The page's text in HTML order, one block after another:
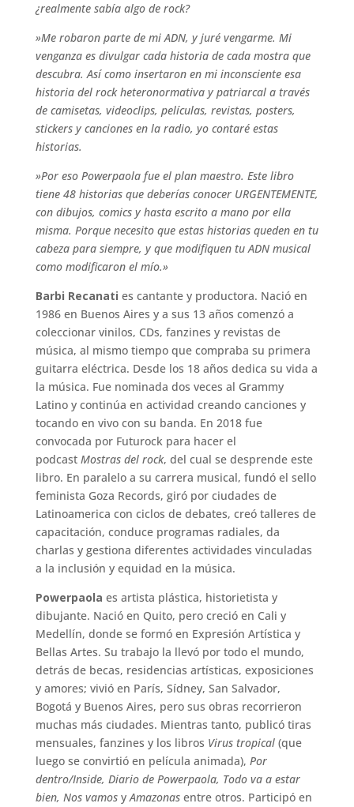
¿realmente sabía algo de rock?
»Me robaron parte de mi ADN, y juré vengarme. Mi
venganza es divulgar cada historia de cada mostra que
descubra. Así como insertaron en mi inconsciente esa
historia del rock heteronormativa y patriarcal a través
de camisetas, videoclips, películas, revistas, posters,
stickers y canciones en la radio, yo contaré estas
historias.
»Por eso Powerpaola fue el plan maestro. Este libro
tiene 48 historias que deberías conocer URGENTEMENTE,
con dibujos, comics y hasta escrito a mano por ella
misma. Porque necesito que estas historias queden en tu
cabeza para siempre, y que modifiquen tu ADN musical
como modificaron el mío.»
Barbi Recanati es cantante y productora. Nació en
1986 en Buenos Aires y a sus 13 años comenzó a
coleccionar vinilos, CDs, fanzines y revistas de
música, al mismo tiempo que compraba su primera
guitarra eléctrica. Desde los 18 años dedica su vida a
la música. Fue nominada dos veces al Grammy
Latino y continúa en actividad creando canciones y
tocando en vivo con su banda. En 2018 fue
convocada por Futurock para hacer el
podcast Mostras del rock, del cual se desprende este
libro. En paralelo a su carrera musical, fundó el sello
feminista Goza Records, giró por ciudades de
Latinoamerica con ciclos de debates, creó talleres de
capacitación, conduce programas radiales, da
charlas y gestiona diferentes actividades vinculadas
a la inclusión y equidad en la música.
Powerpaola es artista plástica, historietista y
dibujante. Nació en Quito, pero creció en Cali y
Medellín, donde se formó en Expresión Artística y
Bellas Artes. Su trabajo la llevó por todo el mundo,
detrás de becas, residencias artísticas, exposiciones
y amores; vivió en París, Sídney, San Salvador,
Bogotá y Buenos Aires, pero sus obras recorrieron
muchas más ciudades. Mientras tanto, publicó tiras
mensuales, fanzines y los libros Virus tropical(que
luego se convirtió en película animada), Por
dentro/Inside, Diario de Powerpaola, Todo va a estar
bien, Nos vamosyAmazonasentre otros. Participó en